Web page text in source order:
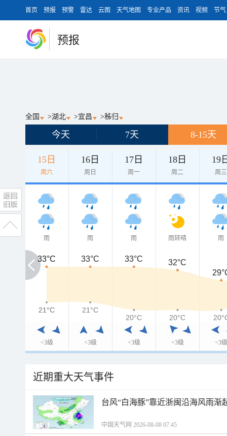
首页 预报 预警 雷达 云图 天气地图 专业产品 资讯 视频 节气
预报
全国 >湖北 >宜昌 >秭归
今天 7天 8-15天
15日
周六
16日
周日
17日
周一
18日
周二
19
周三
雨
<3级
雨
<3级
雨
<3级
雨转晴
<3级
雨
<3级
33°C
33°C 33°C 33°C
32°C
21°C
21°C
21°C
20°C
20°C
近期重大天气事件
台风“白海豚”靠近浙闽沿海风雨渐
中国天气网 2026-08-08 07:45